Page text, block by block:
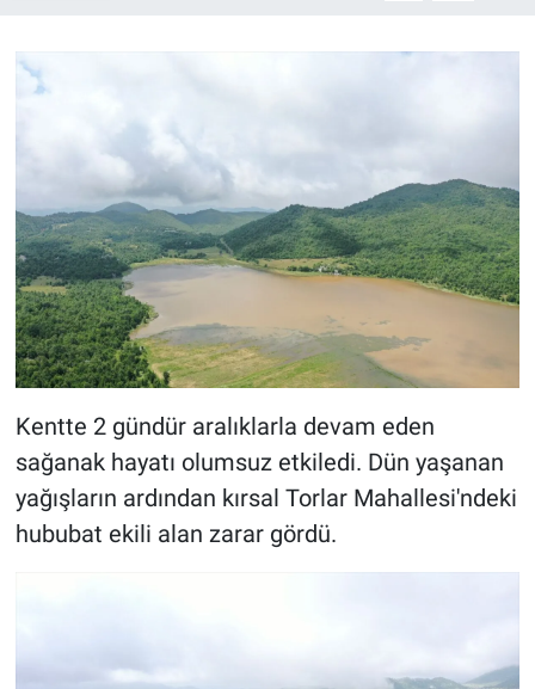
Kentte 2 gündür aralıklarla devam eden
sağanak hayatı olumsuz etkiledi. Dün yaşanan
yağışların ardından kırsal Torlar Mahallesi'ndeki
hububat ekili alan zarar gördü.
BİLİM VE TEKNOLOJİ
Bölge